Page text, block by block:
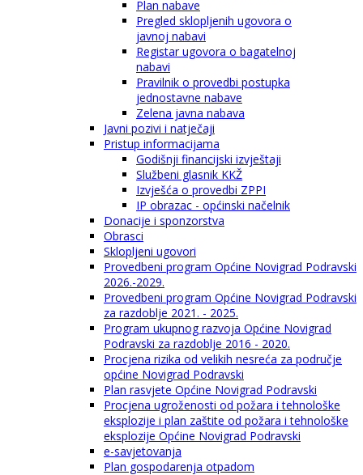
Plan nabave
Pregled sklopljenih ugovora o
javnoj nabavi
Registar ugovora o bagatelnoj
nabavi
Pravilnik o provedbi postupka
jednostavne nabave
Zelena javna nabava
Javni pozivi i natječaji
Pristup informacijama
Godišnji financijski izvještaji
Službeni glasnik KKŽ
Izvješća o provedbi ZPPI
IP obrazac - općinski načelnik
Donacije i sponzorstva
Obrasci
Sklopljeni ugovori
Provedbeni program Općine Novigrad Podravski
2026.-2029.
Provedbeni program Općine Novigrad Podravski
za razdoblje 2021. - 2025.
Program ukupnog razvoja Općine Novigrad
Podravski za razdoblje 2016 - 2020.
Procjena rizika od velikih nesreća za područje
općine Novigrad Podravski
Plan rasvjete Općine Novigrad Podravski
Procjena ugroženosti od požara i tehnološke
eksplozije i plan zaštite od požara i tehnološke
eksplozije Općine Novigrad Podravski
e-savjetovanja
Plan gospodarenja otpadom